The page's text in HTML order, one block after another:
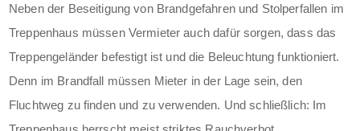
Neben der Beseitigung von Brandgefahren und Stolperfallen im
Treppenhaus müssen Vermieter auch dafür sorgen, dass das
Treppengeländer befestigt ist und die Beleuchtung funktioniert.
Denn im Brandfall müssen Mieter in der Lage sein, den
Fluchtweg zu finden und zu verwenden. Und schließlich: Im